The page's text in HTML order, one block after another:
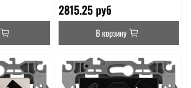
2815.25 руб
В корзину